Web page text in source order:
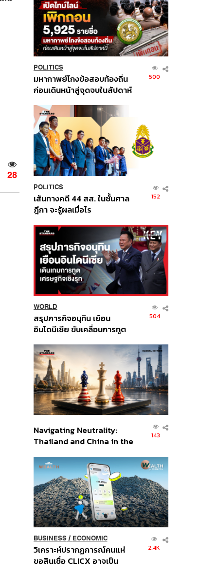
28
POLITICS
มหากาพย์โกงข้อสอบท้องถิ่น
ก่อนเดินหน้าสู่จุดจบในสัปดาห์
500
POLITICS
เส้นทางคดี 44 สส. ในชั้นศาล
ฎีกา จะรู้ผลเมื่อไร
152
WORLD
สรุปภารกิจอนุทิน เยือน
อินโดนีเซีย ขับเคลื่อนการทูต
ส่วนยุทธศาสตร์ไทย –
อินโดนีเซีย
504
Navigating Neutrality:
Thailand and China in the
Order
143
BUSINESS/ ECONOMIC
วิเคราะห์ปรากฏการณ์คนแห่
ขอสินเชื่อ CLICX อาจเป็น
2.4K